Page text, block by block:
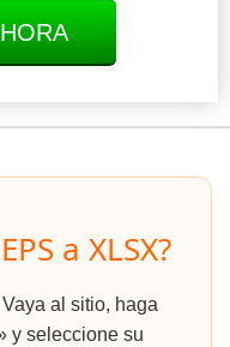
a XLSX?
Vaya al sitio, haga
y seleccione su